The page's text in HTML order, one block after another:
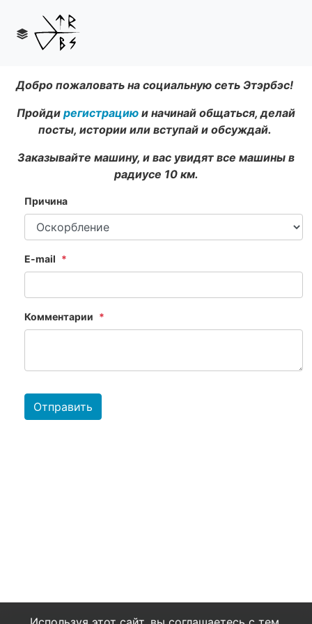
Добро пожаловать на социальную сеть Этэрбэс!
Пройди регистрацию и начинай общаться, делай
посты, истории или вступай и обсуждай.
Заказывайте машину, и вас увидят все машины в
радиусе 10 км.
Причина
E-mail
Комментарии
Отправить